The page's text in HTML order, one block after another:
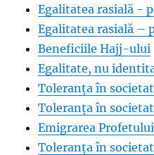
Egalitatea rasială -
Egalitatea rasială –
Beneficiile Hajj-ului
Egalitate, nu
Toleranța în
Toleranța în
Emigrarea
Toleranța în